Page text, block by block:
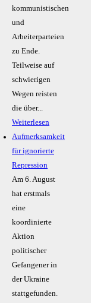
kommunistischen
und
Arbeiterparteien
zu Ende.
Teilweise auf
schwierigen
Wegen reisten
die über...
Weiterlesen
Aufmerksamkeit
für ignorierte
Repression
Am 6. August
hat erstmals
eine
koordinierte
Aktion
politischer
Gefangener in
der Ukraine
stattgefunden.